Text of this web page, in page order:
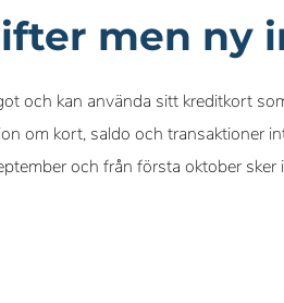
men ny
och kan använda sitt kreditkort
om kort, saldo och transaktioner
och från första oktober sker